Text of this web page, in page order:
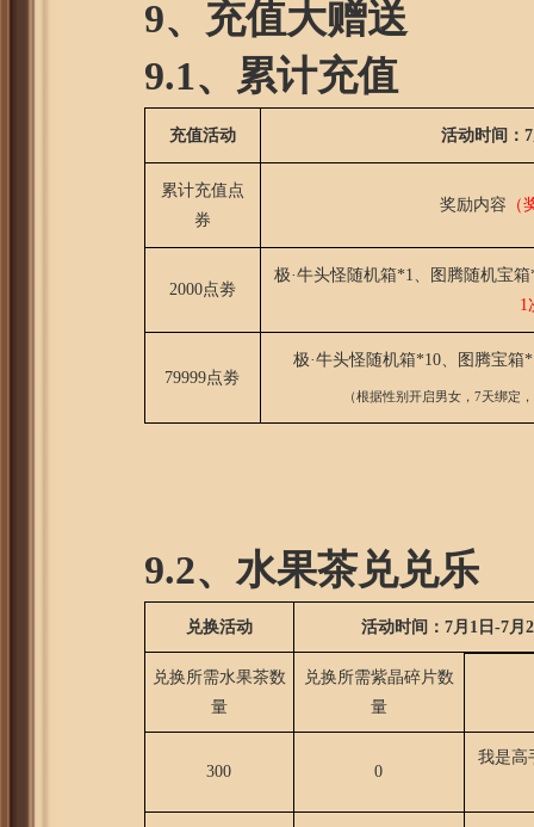
9、充值大赠送
9.1、累计充值
充值活动 活动时间：
累计充值点
券
奖励内容
2000点劵
极·牛头怪随机箱*1、图腾随机宝
1
79999点劵
极·牛头怪随机箱*10、图腾宝
（根据性别开启男女，7天绑定
9.2、水果茶兑兑乐
兑换活动 活动时间：7月1日-7月
兑换所需水果茶数
量
兑换所需紫晶碎片数
量
300 0
我是高